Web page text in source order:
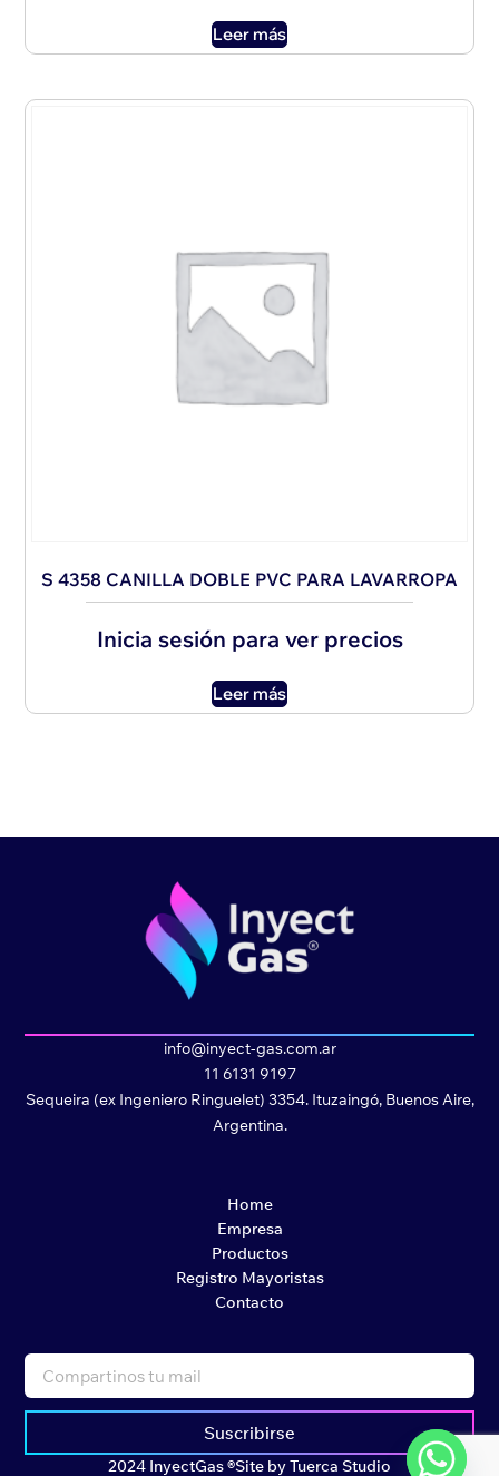
Leer más
S 4358 CANILLA DOBLE PVC PARA LAVARROPA
Inicia sesión para ver precios
Leer más
info@inyect-gas.com.ar
11 6131 9197
Sequeira (ex Ingeniero Ringuelet) 3354. Ituzaingó, Buenos Aire,
Argentina.
Home
Empresa
Productos
Registro Mayoristas
Contacto
Suscribirse
2024 InyectGas ®Site by Tuerca Studio